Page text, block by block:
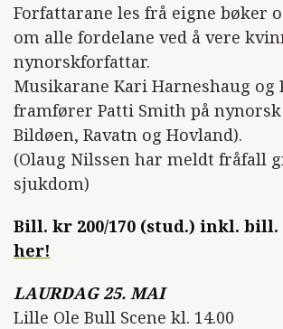
Forfattarane les frå eigne bøker
om alle fordelane ved å vere
nynorskforfattar.
Musikarane Kari Harneshaug og
framfører Patti Smith på
Bildøen, Ravatn og Hovland).
(Olaug Nilssen har meldt fråfall
sjukdom)
Bill. kr 200/170 (stud.) inkl.
her!
LAURDAG 25. MAI
Lille Ole Bull Scene kl. 14.00